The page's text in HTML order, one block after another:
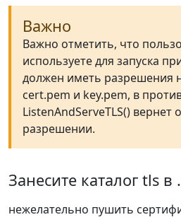
Важно
Важно отметить, что
используете для запуска
должен иметь разрешения
cert.pem и key.pem, в
ListenAndServeTLS() вернет
разрешении.
Занесите каталог tls
нежелательно пушить